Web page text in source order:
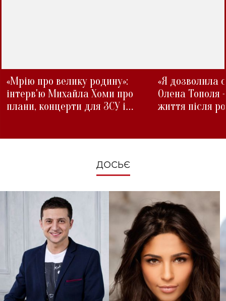
«Мрію про велику родину»:
інтерв'ю Михайла Хоми про
плани, концерти для ЗСУ і
«Я дозволила
Олена Тополя
життя після
ДОСЬЄ